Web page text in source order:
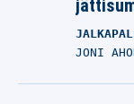
JONI